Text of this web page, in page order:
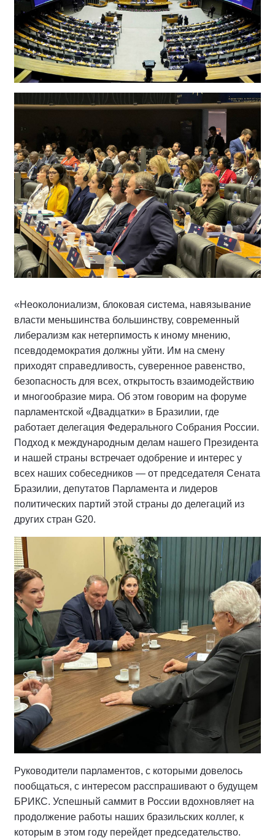
«Неоколониализм, блоковая система, навязывание
власти меньшинства большинству, современный
либерализм как нетерпимость к иному мнению,
псевдодемократия должны уйти. Им на смену
приходят справедливость, суверенное равенство,
безопасность для всех, открытость взаимодействию
и многообразие мира. Об этом говорим на форуме
парламентской «Двадцатки» в Бразилии, где
работает делегация Федерального Собрания России.
Подход к международным делам нашего Президента
и нашей страны встречает одобрение и интерес у
всех наших собеседников — от председателя Сената
Бразилии, депутатов Парламента и лидеров
политических партий этой страны до делегаций из
других стран G20.
Руководители парламентов, с которыми довелось
пообщаться, с интересом расспрашивают о будущем
БРИКС. Успешный саммит в России вдохновляет на
продолжение работы наших бразильских коллег, к
которым в этом году перейдет председательство.